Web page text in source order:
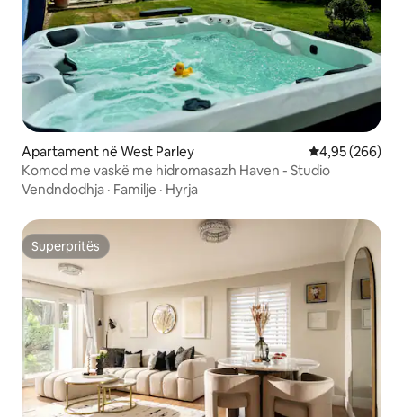
Apartament në West Parley Vlerësimi
4,95 (266)
Komod me vaskë me hidromasazh Haven - Studio
Vendndodhja · Familje · Hyrja
Superpritës
Superpritës